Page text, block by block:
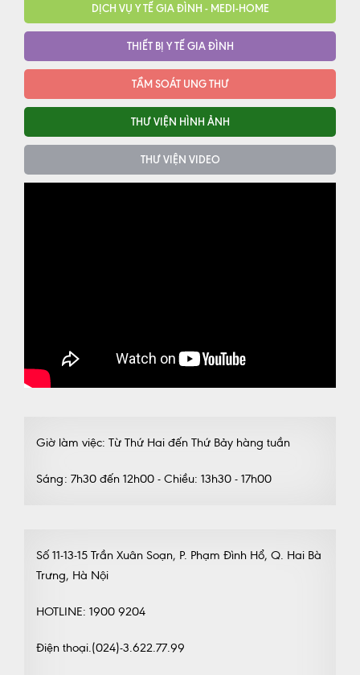
DỊCH VỤ Y TẾ GIA ĐÌNH - MEDI-HOME
THIẾT BỊ Y TẾ GIA ĐÌNH
TẦM SOÁT UNG THƯ
THƯ VIỆN HÌNH ẢNH
THƯ VIỆN VIDEO
Giờ làm việc: Từ Thứ Hai đến Thứ Bảy hàng tuần
Sáng: 7h30 đến 12h00 - Chiều: 13h30 - 17h00
Số 11-13-15 Trần Xuân Soạn, P. Phạm Đình Hổ, Q. Hai Bà
Trưng, Hà Nội
HOTLINE: 1900 9204
Điện thoại.(024)-3.622.77.99